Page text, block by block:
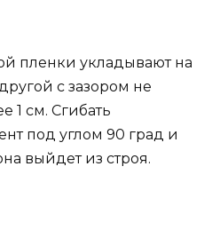
пленки укладывают на
с зазором не
1 см. Сгибать
под углом 90 град и
выйдет из строя.